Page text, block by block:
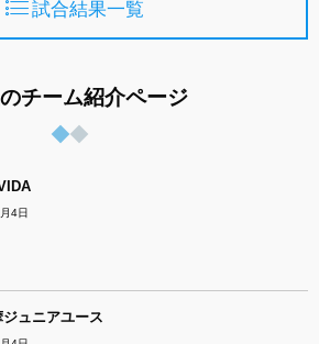
試合結果一覧
チーム紹介ページ
4日
ジュニアユース